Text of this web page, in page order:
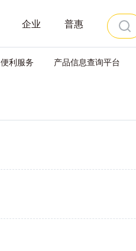
便利服务 产品信息查询平台
企业 普惠